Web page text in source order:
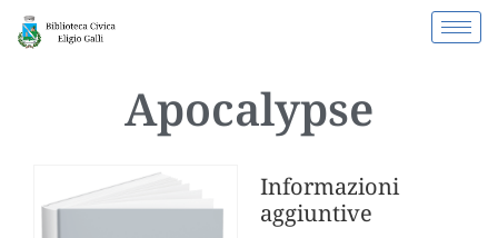
Apocalypse
Informazioni
aggiuntive